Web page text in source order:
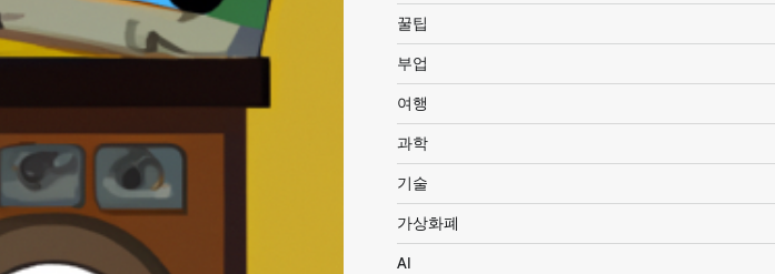
꿀팁
부업
여행
과학
기술
가상화폐
AI